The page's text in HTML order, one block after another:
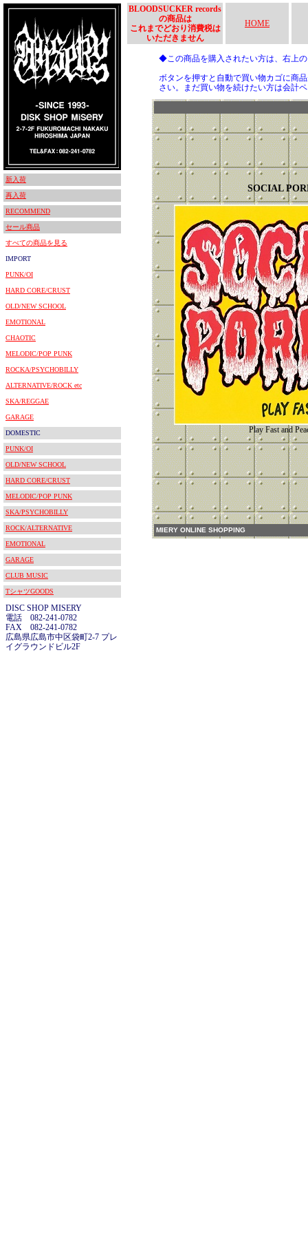
新入荷
再入荷
RECOMMEND
セール商品
すべての商品を見る
IMPORT
PUNK/OI
HARD CORE/CRUST
OLD/NEW SCHOOL
EMOTIONAL
CHAOTIC
MELODIC/POP PUNK
ROCKA/PSYCHOBILLY
ALTERNATIVE/ROCK etc
SKA/REGGAE
GARAGE
DOMESTIC
PUNK/OI
OLD/NEW SCHOOL
HARD CORE/CRUST
MELODIC/POP PUNK
SKA/PSYCHOBILLY
ROCK/ALTERNATIVE
EMOTIONAL
GARAGE
CLUB MUSIC
TシャツGOODS
DISC SHOP MISERY
電話 082-241-0782
FAX 082-241-0782
広島県広島市中区袋町2-7 プレ
イグラウンドビル2F
BLOODSUCKER records
の商品は
これまでどおり消費税は
いただきません
HOME
◆この商品を購入されたい方は、右上
ボタンを押すと自動で買い物カゴに商
さい。まだ買い物を続けたい方は会計
SOCIAL
Play Fast and
MIERY ONLINE SHOPPING